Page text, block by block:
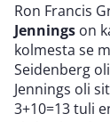
Ron Francis
Jennings on
kolmesta se
Seidenberg
Jennings oli
3+10=13 tuli